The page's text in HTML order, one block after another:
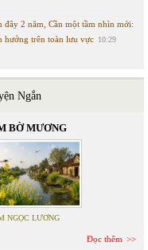
đây 2 năm, Cần một tầm nhìn mới:
hưởng trên toàn lưu vực 10:29
Ngắn
BỜ MƯƠNG
NGỌC LƯƠNG
Đọc thêm